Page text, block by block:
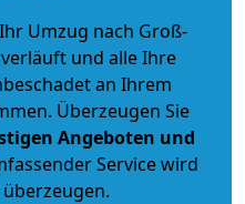
Umzug nach Groß-
und alle Ihre
an Ihrem
Überzeugen Sie
Angeboten und
Service wird